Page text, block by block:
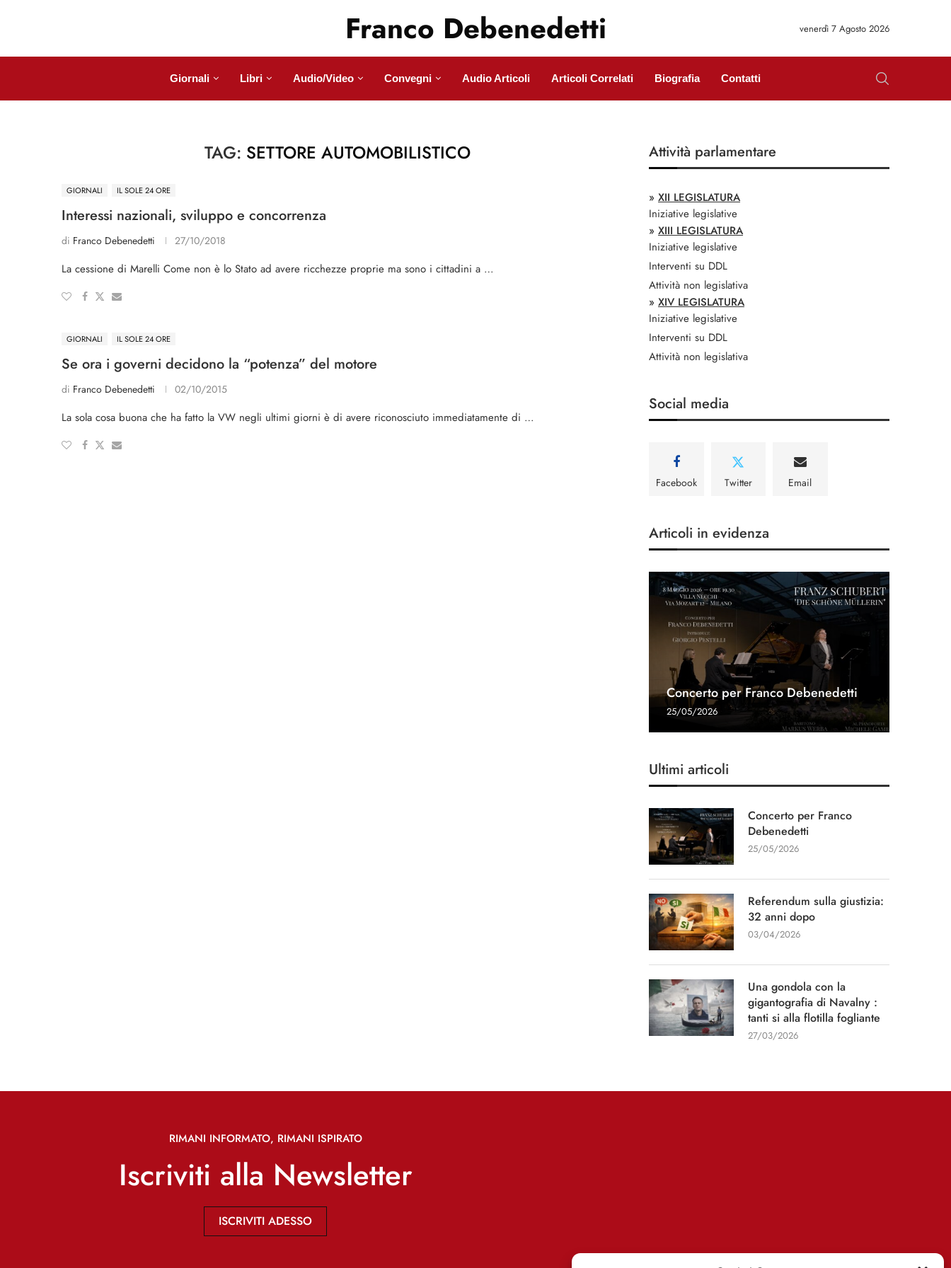
Franco Debenedetti venerdì 7 Agosto 2026
Giornali Libri Audio/Video Convegni Audio Articoli Articoli Correlati Biografia Contatti
TAG: SETTORE AUTOMOBILISTICO
GIORNALI IL SOLE 24 ORE
Interessi nazionali, sviluppo e concorrenza
di Franco Debenedetti 27/10/2018
La cessione di Marelli Come non è lo Stato ad avere ricchezze proprie ma sono i cittadini a …
GIORNALI IL SOLE 24 ORE
Se ora i governi decidono la “potenza” del motore
di Franco Debenedetti 02/10/2015
La sola cosa buona che ha fatto la VW negli ultimi giorni è di avere riconosciuto immediatamente di …
Attività parlamentare
» XII LEGISLATURA
Iniziative legislative
» XIII LEGISLATURA
Iniziative legislative
Interventi su DDL
Attività non legislativa
» XIV LEGISLATURA
Iniziative legislative
Interventi su DDL
Attività non legislativa
Social media
Facebook Twitter Email
Articoli in evidenza
Concerto per Franco Debenedetti
25/05/2026
Ultimi articoli
Concerto per Franco
Debenedetti
25/05/2026
Referendum sulla giustizia:
32 anni dopo
03/04/2026
Una gondola con la
gigantografia di Navalny :
tanti si alla flotilla fogliante
27/03/2026
RIMANI INFORMATO, RIMANI ISPIRATO
Iscriviti alla Newsletter
ISCRIVITI ADESSO